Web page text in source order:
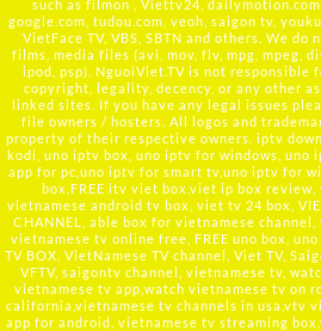
such as filmon , Viettv24,
google.com, tudou.com, veoh, saigon tv,
VietFace TV, VBS, SBTN and others. We do
films, media files (avi, mov, flv, mpg, mpeg,
ipod, psp), NguoiViet.TV is not responsible
copyright, legality, decency, or any other
linked sites. If you have any legal issues
file owners / hosters. All logos and
property of their respective owners. iptv
kodi, uno iptv box, uno iptv for windows, uno
app for pc,uno iptv for smart tv,uno iptv for
box,FREE itv viet box,viet ip box review,
vietnamese android tv box, viet tv 24 box,
CHANNEL, able box for vietnamese
vietnamese tv online free, FREE uno box,
TV BOX, VietNamese TV channel, Viet TV,
VFTV, saigontv channel, vietnamese tv,
vietnamese tv app,watch vietnamese tv on
california,vietnamese tv channels in usa,vtv
app for android, vietnamese tv streaming